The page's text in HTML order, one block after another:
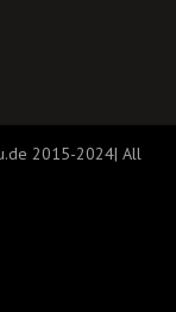
2015-2024| All